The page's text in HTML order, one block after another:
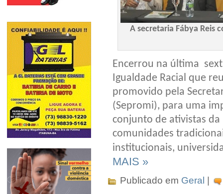
A secretaria Fábya Reis
Encerrou na última
Igualdade Racial que
promovido pela
(Sepromi), para uma
conjunto de ativistas
comunidades
institucionais,
MAIS »
Publicado em Geral